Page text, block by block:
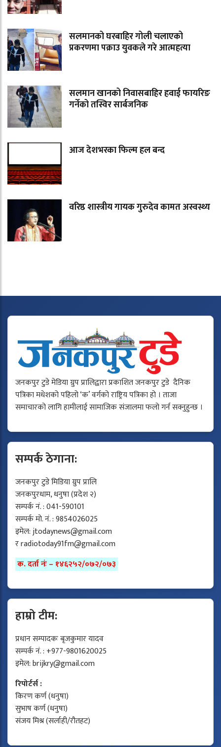
सलमानको घरबाहिर गोली चलाएको
प्रकरणमा पक्राउ युवकले गरे आत्महत्या
सलमान खानको निवासबाहिर हवाई फायरिङ
गर्नेको तस्विर सार्बजनिक
आज देशभरका फिल्म हल बन्द
वरिष्ठ शास्त्रीय गायक गुरुदेव कामत अस्वस्थ्य
जनकपुर टुडे मेडिया ग्रुप प्रालिद्वारा प्रकाशित जनकपुर टुडे दैनिक
पत्रिका मधेशको पहिलो ‘क’ वर्गको राष्ट्रिय पत्रिका हो । ताजा
समाचारको लागि हामीलाई सामाजिक संजालमा फलो गर्न सक्नुहुन्छ ।
सम्पर्क ठेगाना:
जनकपुर टुडे मिडिया ग्रुप प्रालि
जनकपुरधाम, धनुषा (प्रदेश २)
सम्पर्क नं. : 041-590101
सम्पर्क मो. नं. : 9854026025
इमेल:jtodaynews@gmail.com
रradiotoday91fm@gmail.com
क. दर्ता नंः – १४६२५२/०७२/०७३
हाम्रो टीम:
प्रधान सम्पादकः बृजकुमार यादव
सम्पर्क नं. : +977-9801620025
इमेल:brijkry@gmail.com
रिपोर्टर्स :
किरण कर्ण (धनुषा)
सुभाष कर्ण (धनुषा)
संजय मिश्र (सर्लाही/रौतहट)